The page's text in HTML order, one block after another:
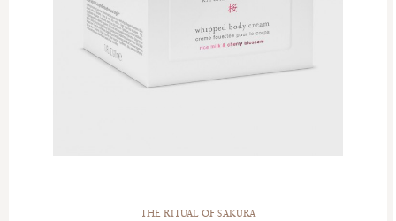
THE RITUAL OF SAKURA